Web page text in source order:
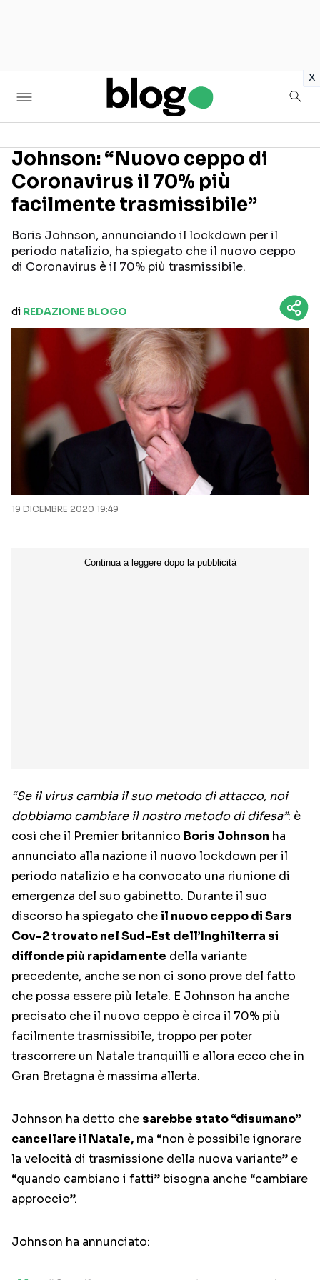
x
Seguici sui social
Johnson: “Nuovo ceppo di
Coronavirus il 70% più
facilmente trasmissibile”
Boris Johnson, annunciando il lockdown per il
periodo natalizio, ha spiegato che il nuovo ceppo
di Coronavirus è il 70% più trasmissibile.
di REDAZIONE BLOGO
19 DICEMBRE 2020 19:49
“Se il virus cambia il suo metodo di attacco, noi
dobbiamo cambiare il nostro metodo di difesa”: è
così che il Premier britannico Boris Johnson ha
annunciato alla nazione il nuovo lockdown per il
periodo natalizio e ha convocato una riunione di
emergenza del suo gabinetto. Durante il suo
discorso ha spiegato cheil nuovo ceppo di Sars
Cov-2 trovato nel Sud-Est dell’Inghilterra si
diffonde più rapidamente della variante
precedente, anche se non ci sono prove del fatto
che possa essere più letale. E Johnson ha anche
precisato che il nuovo ceppo è circa il 70% più
facilmente trasmissibile, troppo per poter
trascorrere un Natale tranquilli e allora ecco che in
Gran Bretagna è massima allerta.
Johnson ha detto che sarebbe stato “disumano”
cancellare il Natale, ma “non è possibile ignorare
la velocità di trasmissione della nuova variante” e
“quando cambiano i fatti” bisogna anche “cambiare
approccio”.
Johnson ha annunciato: